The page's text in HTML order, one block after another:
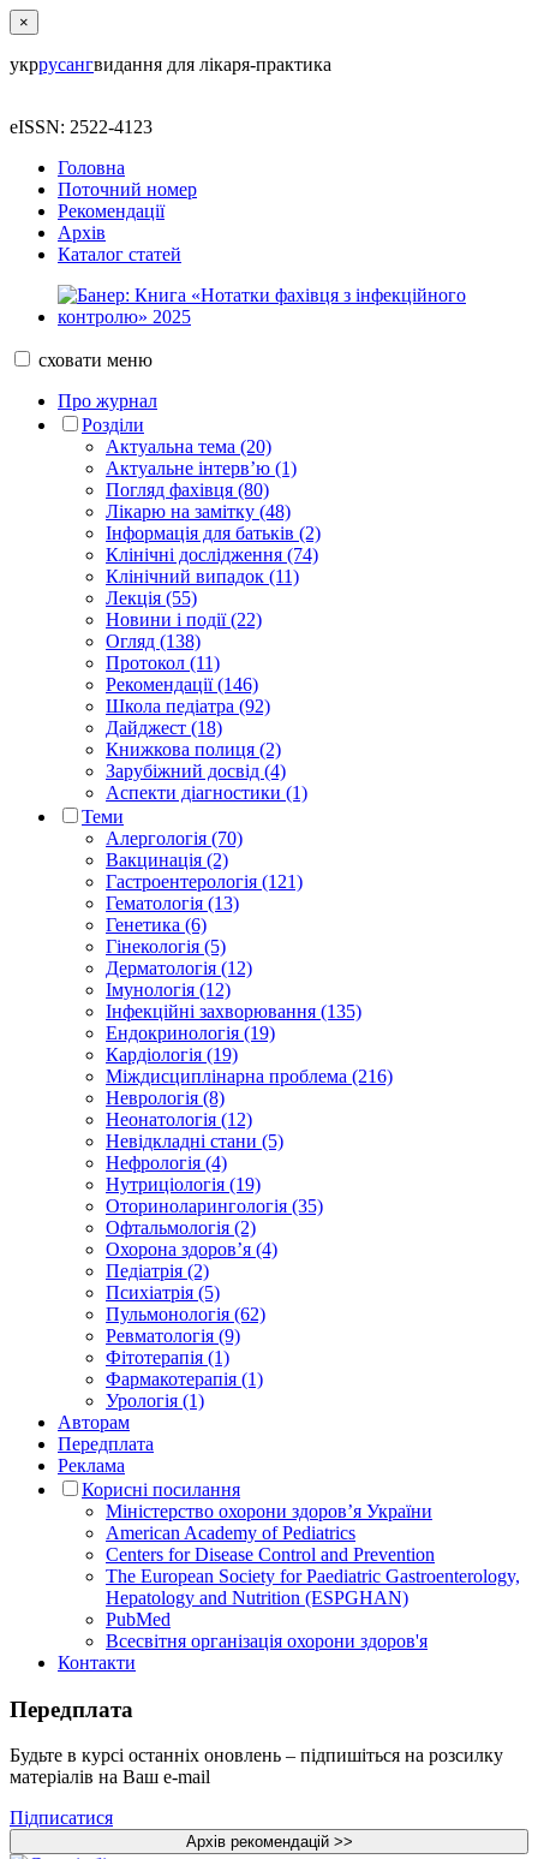
×
укррусангвидання для лікаря-практика
eISSN: 2522-4123
Головна
Поточний номер
Рекомендації
Архів
Каталог статей
сховати меню
Про журнал
Розділи
Актуальна тема (20)
Актуальне інтерв’ю (1)
Погляд фахівця (80)
Лікарю на замітку (48)
Інформація для батьків (2)
Клінічні дослідження (74)
Клінічний випадок (11)
Лекція (55)
Новини і події (22)
Огляд (138)
Протокол (11)
Рекомендації (146)
Школа педіатра (92)
Дайджест (18)
Книжкова полиця (2)
Зарубіжний досвід (4)
Аспекти діагностики (1)
Теми
Алергологія (70)
Вакцинація (2)
Гастроентерологія (121)
Гематологія (13)
Генетика (6)
Гінекологія (5)
Дерматологія (12)
Імунологія (12)
Інфекційні захворювання (135)
Ендокринологія (19)
Кардіологія (19)
Міждисциплінарна проблема (216)
Неврологія (8)
Неонатологія (12)
Невідкладні стани (5)
Нефрологія (4)
Нутриціологія (19)
Оториноларингологія (35)
Офтальмологія (2)
Охорона здоров’я (4)
Педіатрія (2)
Психіатрія (5)
Пульмонологія (62)
Ревматологія (9)
Фітотерапія (1)
Фармакотерапія (1)
Урологія (1)
Авторам
Передплата
Реклама
Корисні посилання
Міністерство охорони здоров’я України
American Academy of Pediatrics
Centers for Disease Control and Prevention
The European Society for Paediatric Gastroenterology,
Hepatology and Nutrition (ESPGHAN)
PubMed
Всесвітня організація охорони здоров'я
Контакти
Передплата
Будьте в курсі останніх оновлень – підпишіться на розсилку
матеріалів на Ваш e-mail
Підписатися